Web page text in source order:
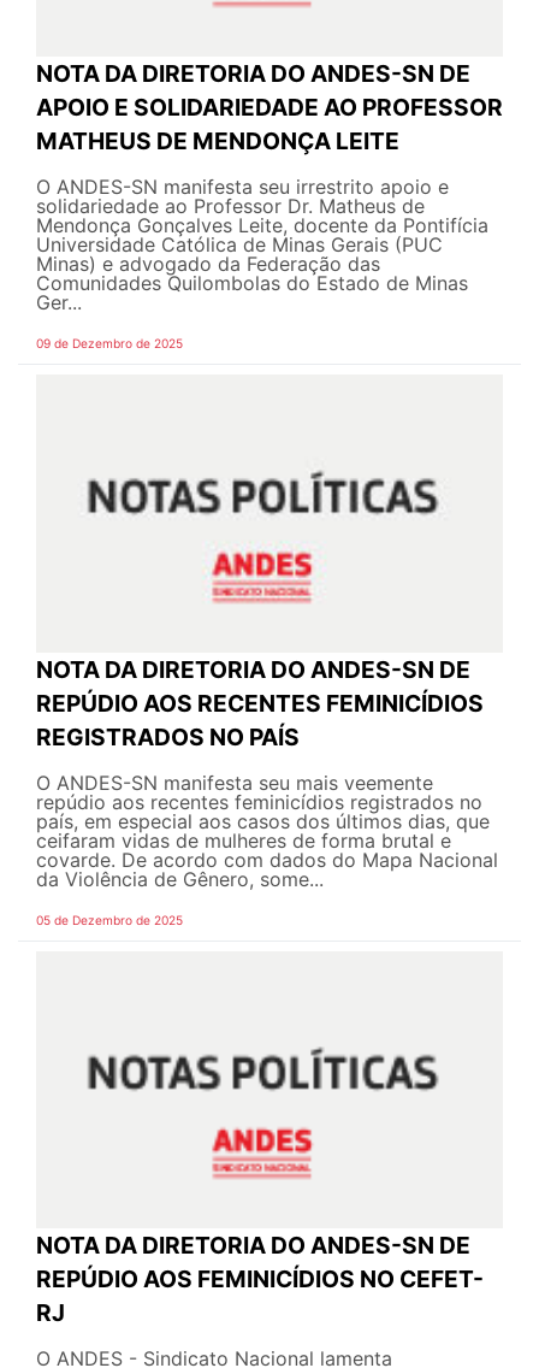
NOTA DA DIRETORIA DO ANDES-SN DE
APOIO E SOLIDARIEDADE AO PROFESSOR
MATHEUS DE MENDONÇA LEITE
O ANDES-SN manifesta seu irrestrito apoio e
solidariedade ao Professor Dr. Matheus de
Mendonça Gonçalves Leite, docente da Pontifícia
Universidade Católica de Minas Gerais (PUC
Minas) e advogado da Federação das
Comunidades Quilombolas do Estado de Minas
Ger...
09 de Dezembro de 2025
NOTA DA DIRETORIA DO ANDES-SN DE
REPÚDIO AOS RECENTES FEMINICÍDIOS
REGISTRADOS NO PAÍS
O ANDES-SN manifesta seu mais veemente
repúdio aos recentes feminicídios registrados no
país, em especial aos casos dos últimos dias, que
ceifaram vidas de mulheres de forma brutal e
covarde. De acordo com dados do Mapa Nacional
da Violência de Gênero, some...
05 de Dezembro de 2025
NOTA DA DIRETORIA DO ANDES-SN DE
REPÚDIO AOS FEMINICÍDIOS NO CEFET-
RJ
O ANDES - Sindicato Nacional lamenta